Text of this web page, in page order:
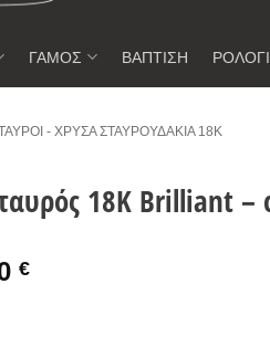
ΓΑΜΟΣ ΒΑΠΤΙΣΗ
- ΧΡΥΣΆ ΣΤΑΥΡΟΥΔΆΚΙΑ 18Κ
18Κ Brilliant –
€Current